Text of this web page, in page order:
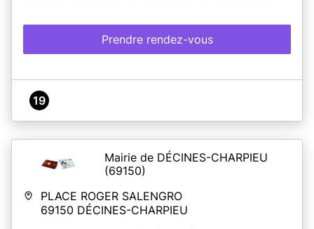
Prendre rendez-vous
19
Mairie de DÉCINES-CHARPIEU
(69150)
PLACE ROGER SALENGRO
69150 DÉCINES-CHARPIEU